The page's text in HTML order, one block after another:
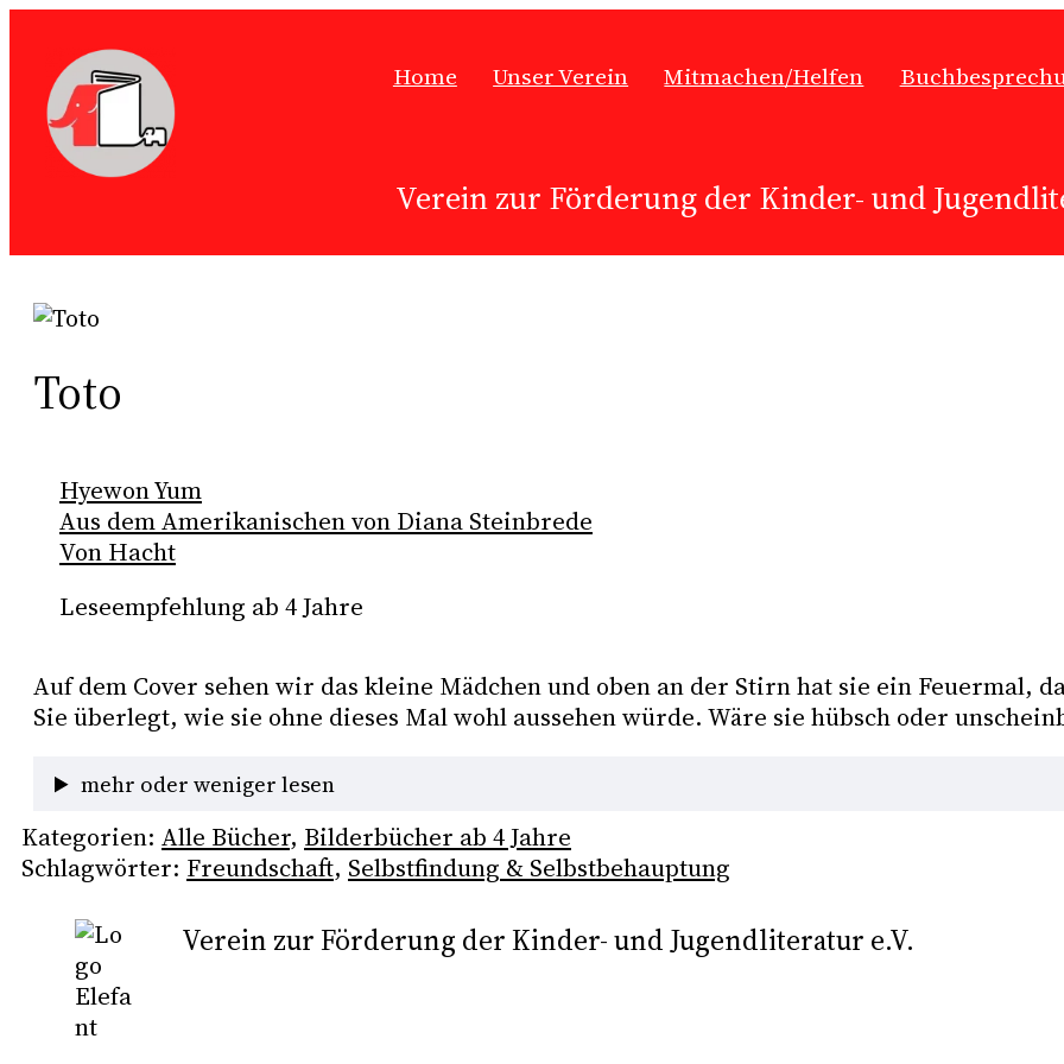
Inhalt
springen
Home Unser Verein Mitmachen/Helfen
Verein zur Förderung der Kinder- und
Toto
Hyewon Yum
Aus dem Amerikanischen von Diana Steinbrede
Von Hacht
Leseempfehlung ab 4 Jahre
Auf dem Cover sehen wir das kleine Mädchen und oben an der Stirn hat sie ein Feuermal,
Sie überlegt, wie sie ohne dieses Mal wohl aussehen würde. Wäre sie hübsch oder
mehr oder weniger lesen
Kategorien: Alle Bücher, Bilderbücher ab 4 Jahre
Schlagwörter: Freundschaft, Selbstfindung & Selbstbehauptung
Verein zur Förderung der Kinder- und Jugendliteratur e.V.